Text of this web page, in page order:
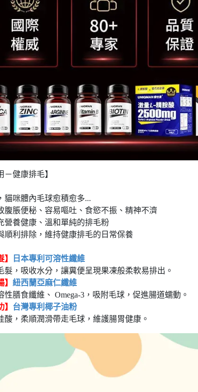
－健康排毛】
貓咪體內毛球愈積愈多...
腹脹便秘、容易嘔吐、食慾不振、精神不濟
營養健康、溫和單純的排毛粉
順利排除，維持健康排毛的日常保養
日本專利可溶性纖維
髮，吸收水分，讓糞便呈現果凍般柔軟易排出。
紐西蘭亞麻仁纖維
性膳食纖維、 Omega-3，吸附毛球，促進腸道蠕動。
台灣專利椰子油粉
酸，柔順潤滑帶走毛球，維護腸胃健康。